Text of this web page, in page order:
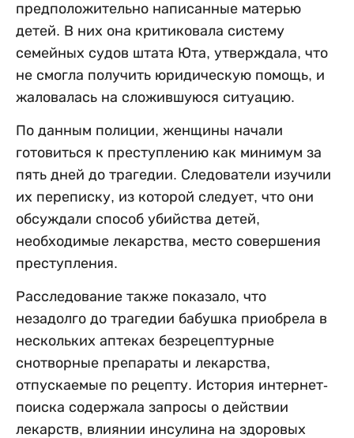
предположительно написанные матерью
детей. В них она критиковала систему
семейных судов штата Юта, утверждала, что
не смогла получить юридическую помощь, и
жаловалась на сложившуюся ситуацию.
По данным полиции, женщины начали
готовиться к преступлению как минимум за
пять дней до трагедии. Следователи изучили
их переписку, из которой следует, что они
обсуждали способ убийства детей,
необходимые лекарства, место совершения
преступления.
Расследование также показало, что
незадолго до трагедии бабушка приобрела в
нескольких аптеках безрецептурные
снотворные препараты и лекарства,
отпускаемые по рецепту. История интернет-
поиска содержала запросы о действии
лекарств, влиянии инсулина на здоровых